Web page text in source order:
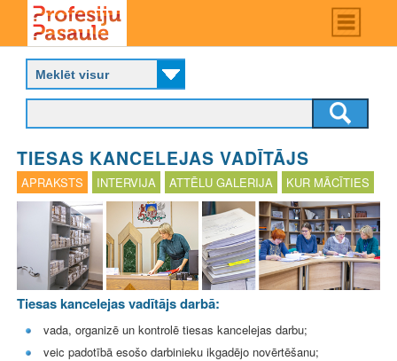
main
content
Main
menu
P
o
f
e
i
j
u
a
u
l
TIESAS KANCELEJAS VADĪTĀJS
APRAKSTS INTERVIJA ATTĒLU GALERIJA KUR MĀCĪTIES
Tiesas kancelejas vadītājs darbā:
vada, organizē un kontrolē tiesas kancelejas darbu;
veic padotībā esošo darbinieku ikgadējo novērtēšanu;